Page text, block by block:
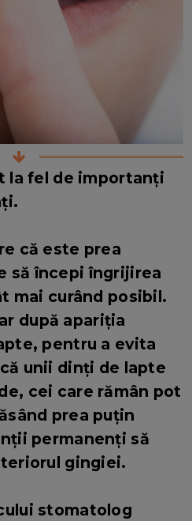
la fel de importanți
că este prea
să începi îngrijirea
mai curând posibil.
după apariția
pentru a evita
unii dinți de lapte
cei care rămân pot
prea puțin
permanenți să
gingiei.
stomatolog